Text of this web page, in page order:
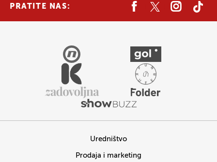
PRATITE NAS:
Uredništvo
Prodaja i marketing